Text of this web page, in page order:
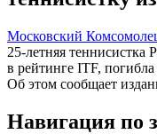
Московский
25-летняя теннисистка
в рейтинге ITF,
Об этом сообщает
Навигация по